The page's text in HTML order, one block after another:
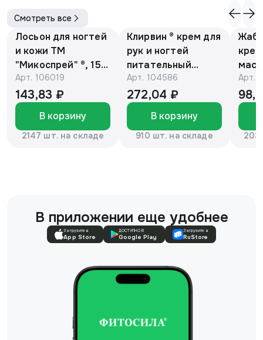
Смотреть все
Лосьон для ногтей
и кожи ТМ
"Микоспрей" ®, 15
мл
Арт. 106019
143,83 ₽
В корзину
2147 шт. на складе
Клирвин ® крем для
рук и ногтей
питательный
против
гиперпигментации
для осветления
кожи 75 г
Арт. 104586
272,04 ₽
В корзину
910 шт. на складе
Арт.
В приложении еще удобнее
Загрузите в
App Store
ДОСТУПНО В
Google Play
Загрузите в
RuStore